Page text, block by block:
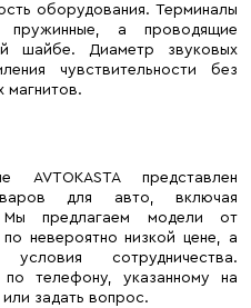
оборудования. Терминалы
пружинные, а проводящие
шайбе. Диаметр звуковых
чувствительности без
магнитов.
AVTOKASTA представлен
для авто, включая
предлагаем модели от
невероятно низкой цене, а
сотрудничества.
телефону, указанному на
задать вопрос.